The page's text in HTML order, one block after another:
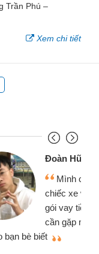
Trần Phú –
Xem chi tiết
nên định cầm cố
thật may đã có
online không
tiện lợi, sẽ giới